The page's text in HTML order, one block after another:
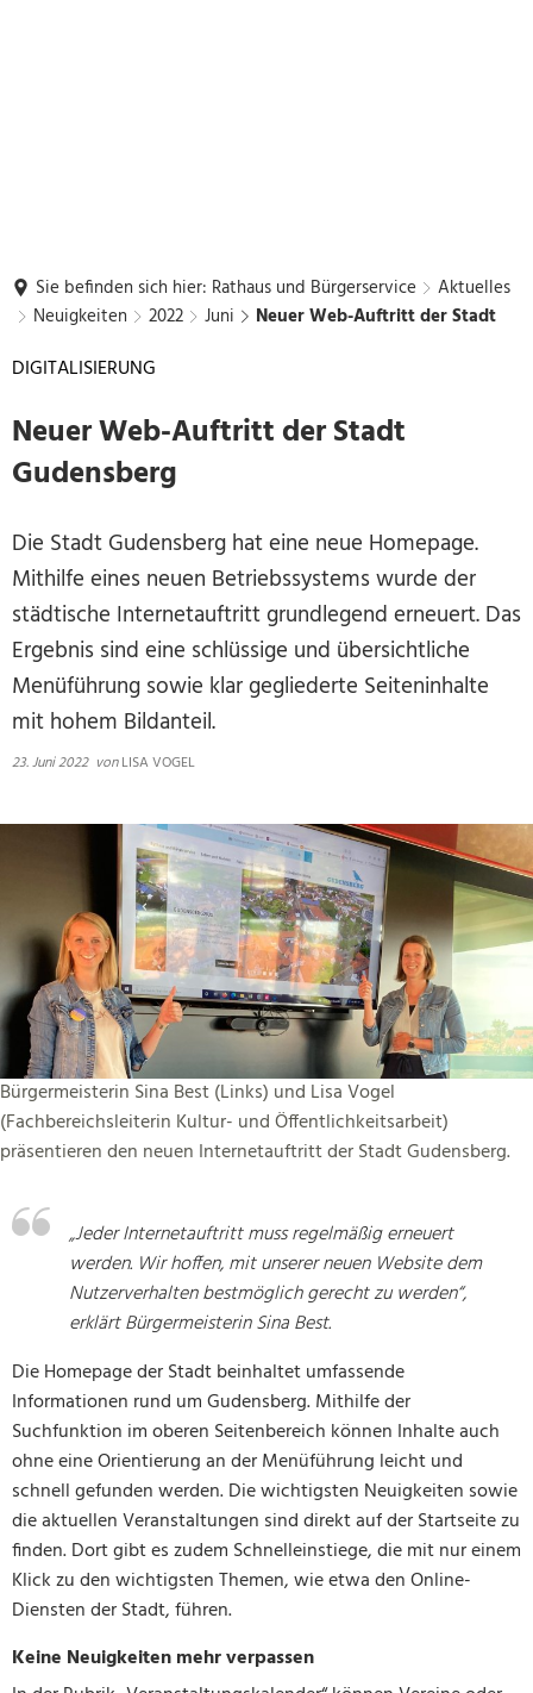
Sie befinden sich hier: Rathaus und Bürgerservice
Aktuelles
Neuigkeiten
2022 Juni Neuer Web-Auftritt der Stadt
DIGITALISIERUNG
Neuer Web-Auftritt der Stadt
Gudensberg
Die Stadt Gudensberg hat eine neue Homepage.
Mithilfe eines neuen Betriebssystems wurde der
städtische Internetauftritt grundlegend erneuert. Das
Ergebnis sind eine schlüssige und übersichtliche
Menüführung sowie klar gegliederte Seiteninhalte
mit hohem Bildanteil.
23. Juni 2022 vonLISA VOGEL
Bürgermeisterin Sina Best (Links) und Lisa Vogel
(Fachbereichsleiterin Kultur- und Öffentlichkeitsarbeit)
präsentieren den neuen Internetauftritt der Stadt Gudensberg.
„Jeder Internetauftritt muss regelmäßig erneuert
werden. Wir hoffen, mit unserer neuen Website dem
Nutzerverhalten bestmöglich gerecht zu werden“,
erklärt Bürgermeisterin Sina Best.
Die Homepage der Stadt beinhaltet umfassende
Informationen rund um Gudensberg. Mithilfe der
Suchfunktion im oberen Seitenbereich können Inhalte auch
ohne eine Orientierung an der Menüführung leicht und
schnell gefunden werden. Die wichtigsten Neuigkeiten sowie
die aktuellen Veranstaltungen sind direkt auf der Startseite zu
finden. Dort gibt es zudem Schnelleinstiege, die mit nur einem
Klick zu den wichtigsten Themen, wie etwa den Online-
Diensten der Stadt, führen.
Keine Neuigkeiten mehr verpassen